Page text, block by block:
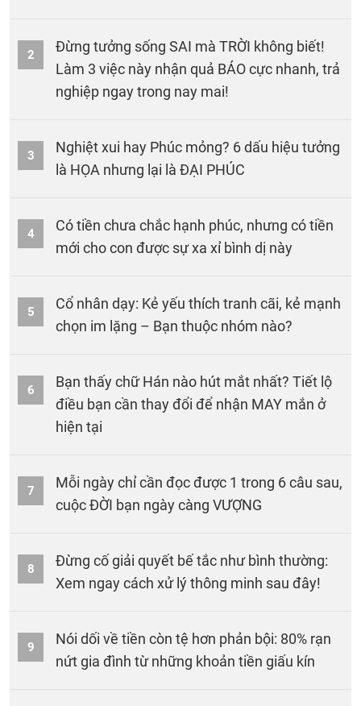
2
Đừng tưởng sống SAI mà TRỜI không biết!
Làm 3 việc này nhận quả BÁO cực nhanh, trả
nghiệp ngay trong nay mai!
3
Nghiệt xui hay Phúc mỏng? 6 dấu hiệu tưởng
là HỌA nhưng lại là ĐẠI PHÚC
4
Có tiền chưa chắc hạnh phúc, nhưng có tiền
mới cho con được sự xa xỉ bình dị này
5
Cổ nhân dạy: Kẻ yếu thích tranh cãi, kẻ mạnh
chọn im lặng – Bạn thuộc nhóm nào?
6
Bạn thấy chữ Hán nào hút mắt nhất? Tiết lộ
điều bạn cần thay đổi để nhận MAY mắn ở
hiện tại
7
Mỗi ngày chỉ cần đọc được 1 trong 6 câu sau,
cuộc ĐỜI bạn ngày càng VƯỢNG
8
Đừng cố giải quyết bế tắc như bình thường:
Xem ngay cách xử lý thông minh sau đây!
9
Nói dối về tiền còn tệ hơn phản bội: 80% rạn
nứt gia đình từ những khoản tiền giấu kín